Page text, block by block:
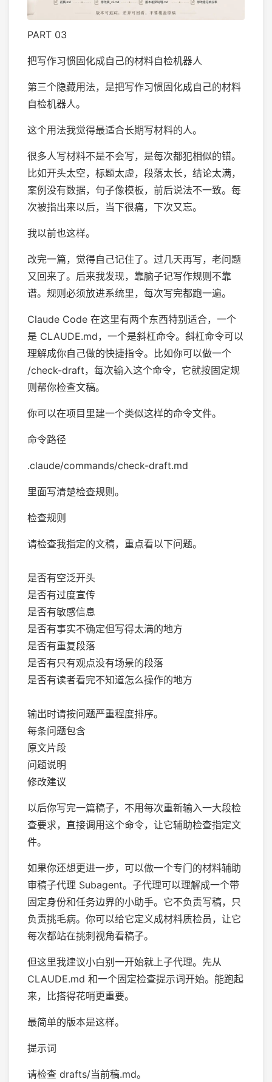
PART 03
把写作习惯固化成自己的材料自检机器人
第三个隐藏用法，是把写作习惯固化成自己的材料
自检机器人。
这个用法我觉得最适合长期写材料的人。
很多人写材料不是不会写，是每次都犯相似的错。
比如开头太空，标题太虚，段落太长，结论太满，
案例没有数据，句子像模板，前后说法不一致。每
次被指出来以后，当下很痛，下次又忘。
我以前也这样。
改完一篇，觉得自己记住了。过几天再写，老问题
又回来了。后来我发现，靠脑子记写作规则不靠
谱。规则必须放进系统里，每次写完都跑一遍。
Claude Code 在这里有两个东西特别适合，一个
是 CLAUDE.md，一个是斜杠命令。斜杠命令可以
理解成你自己做的快捷指令。比如你可以做一个
/check-draft，每次输入这个命令，它就按固定规
则帮你检查文稿。
你可以在项目里建一个类似这样的命令文件。
命令路径
.claude/commands/check-draft.md
里面写清楚检查规则。
检查规则
请检查我指定的文稿，重点看以下问题。
是否有空泛开头
是否有过度宣传
是否有敏感信息
是否有事实不确定但写得太满的地方
是否有重复段落
是否有只有观点没有场景的段落
是否有读者看完不知道怎么操作的地方
输出时请按问题严重程度排序。
每条问题包含
原文片段
问题说明
修改建议
以后你写完一篇稿子，不用每次重新输入一大段检
查要求，直接调用这个命令，让它辅助检查指定文
件。
如果你还想更进一步，可以做一个专门的材料辅助
审稿子代理 Subagent。子代理可以理解成一个带
固定身份和任务边界的小助手。它不负责写稿，只
负责挑毛病。你可以给它定义成材料质检员，让它
每次都站在挑刺视角看稿子。
但这里我建议小白别一开始就上子代理。先从
CLAUDE.md 和一个固定检查提示词开始。能跑起
来，比搭得花哨更重要。
最简单的版本是这样。
提示词
请检查 drafts/当前稿.md。